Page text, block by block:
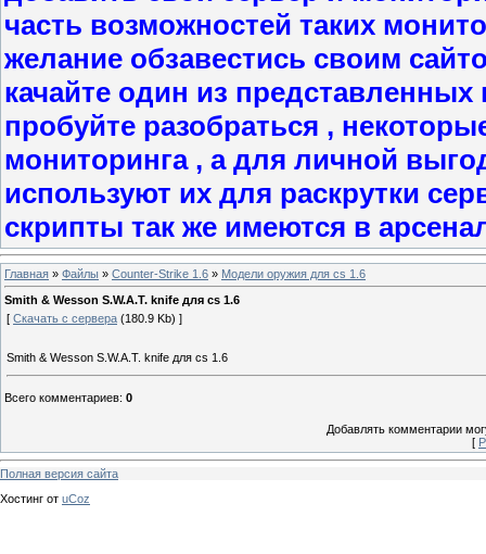
часть возможностей таких
желание обзавестись своим
качайте один из представленных
пробуйте разобраться ,
мониторинга , а для личной
используют их для раскрутки
скрипты так же имеются в
Главная » Файлы » Counter-Strike 1.6 » Модели оружия для cs 1.6
Smith & Wesson S.W.A.T. knife для cs 1.6
[ Скачать с сервера (180.9 Kb) ]
Smith & Wesson S.W.A.T. knife для cs 1.6
Всего комментариев: 0
Добавлять комментарии
[
Полная версия сайта
Хостинг от uCoz